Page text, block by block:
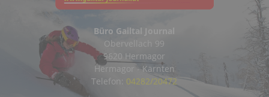
Büro Gailtal Journal
Obervellach 99
9620 Hermagor
Hermagor - Kärnten
Telefon: 04282/20472